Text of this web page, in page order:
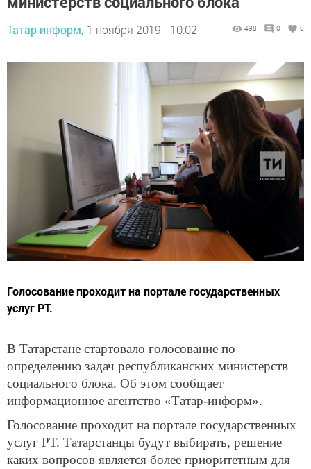
Татар-информ, 1 ноября 2019 - 10:02 498 0 0
Голосование проходит на портале государственных
услуг РТ.
В Татарстане стартовало голосование по
определению задач республиканских министерств
социального блока. Об этом сообщает
информационное агентство «Татар-информ».
Голосование проходит на портале государственных
услуг РТ. Татарстанцы будут выбирать, решение
каких вопросов является более приоритетным для